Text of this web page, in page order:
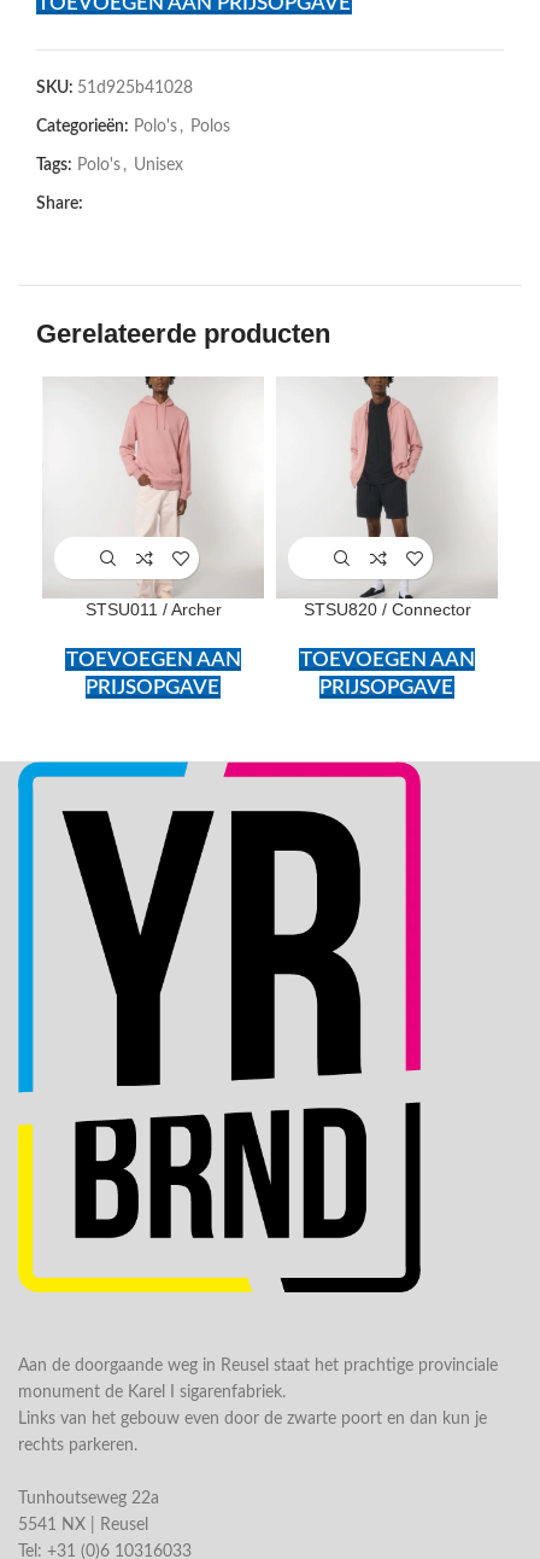
SKU: 51d925b41028
Categorieën: Polo's , Polos
Tags: Polo's , Unisex
Share:
Gerelateerde producten
STSU011 / Archer
TOEVOEGEN AAN
PRIJSOPGAVE
STSU820 / Connector
TOEVOEGEN AAN
PRIJSOPGAVE
Aan de doorgaande weg in Reusel staat het prachtige provinciale
monument de Karel I sigarenfabriek.
Links van het gebouw even door de zwarte poort en dan kun je
rechts parkeren.
Tunhoutseweg 22a
5541 NX | Reusel
Tel: +31 (0)6 10316033